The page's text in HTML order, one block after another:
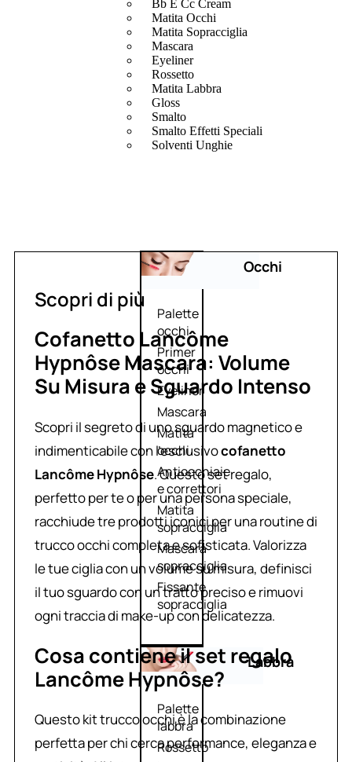
Bb E Cc Cream
Matita Occhi
Matita Sopracciglia
Mascara
Eyeliner
Rossetto
Matita Labbra
Gloss
Smalto
Smalto Effetti Speciali
Solventi Unghie
Occhi
Palette
occhi
Primer
occhi
Eyeliner
Mascara
Matita
occhi
Antiocchiaie
e correttori
Matita
sopracciglia
Mascara
sopracciglia
Fissante
sopracciglia
Labbra
Palette
labbra
Rossetto
Scopri di più
Cofanetto Lancôme
Hypnôse Mascara: Volume
Su Misura e Sguardo Intenso
Scopri il segreto di uno sguardo magnetico e
indimenticabile con l’esclusivocofanetto
Lancôme Hypnôse. Questo set regalo,
perfetto per te o per una persona speciale,
racchiude tre prodotti iconici per una routine di
trucco occhi completa e sofisticata. Valorizza
le tue ciglia con un volume su misura, definisci
il tuo sguardo con un tratto preciso e rimuovi
ogni traccia di make-up con delicatezza.
Cosa contiene il set regalo
Lancôme Hypnôse?
Questo kit trucco occhi è la combinazione
perfetta per chi cerca performance, eleganza e